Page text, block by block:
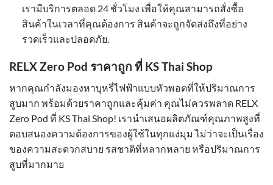
เรามีบริการตลอด 24 ชั่วโมง เพื่อให้คุณสามารถสั่งซื้อ
สินค้าในเวลาที่คุณต้องการ สินค้าจะถูกจัดส่งถึงที่อย่าง
รวดเร็วและปลอดภัย.
RELX Zero Pod ราคาถูก ที่ KS Thai Shop
หากคุณกำลังมองหาบุหรี่ไฟฟ้าแบบหัวพอตที่ให้ปริมาณการ
สูบมาก พร้อมด้วยราคาถูกและคุ้มค่า คุณไม่ควรพลาด RELX
Zero Pod ที่ KS Thai Shop! เรานำเสนอผลิตภัณฑ์คุณภาพสูงที่
ตอบสนองความต้องการของผู้ใช้ในทุกแง่มุม ไม่ว่าจะเป็นเรื่อง
ของความสะดวกสบาย รสชาติที่หลากหลาย หรือปริมาณการ
สูบที่มากมาย